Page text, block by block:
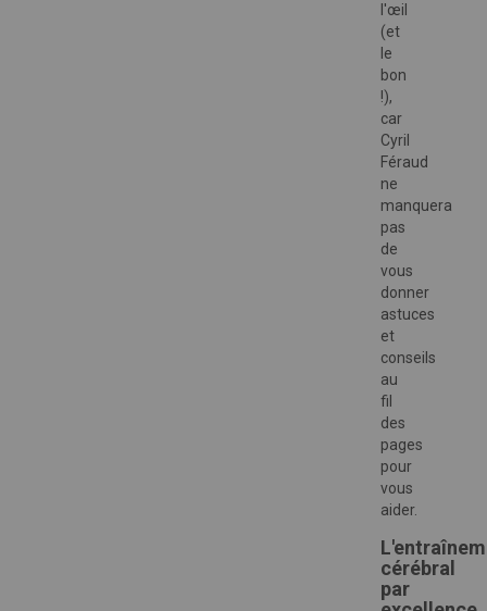
l'œil
(et
le
bon
!),
car
Cyril
Féraud
ne
manquera
pas
de
vous
donner
astuces
et
conseils
au
fil
des
pages
pour
vous
aider.
cérébral
par